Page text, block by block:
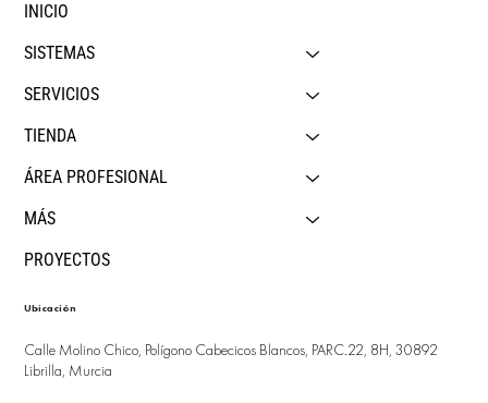
INICIO
SISTEMAS
SERVICIOS
TIENDA
ÁREA PROFESIONAL
MÁS
PROYECTOS
Ubicación
Calle Molino Chico, Polígono Cabecicos Blancos, PARC.22, 8H, 30892
Librilla, Murcia